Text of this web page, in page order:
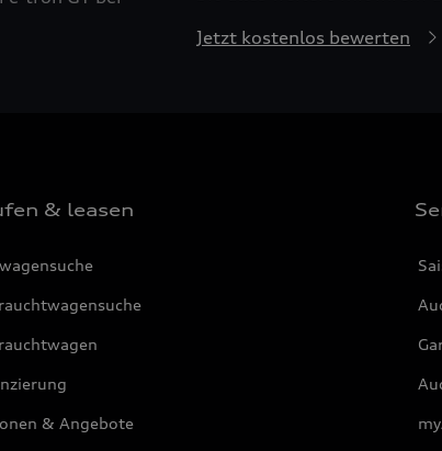
Jetzt kostenlos bewerten
& leasen
& Angebote